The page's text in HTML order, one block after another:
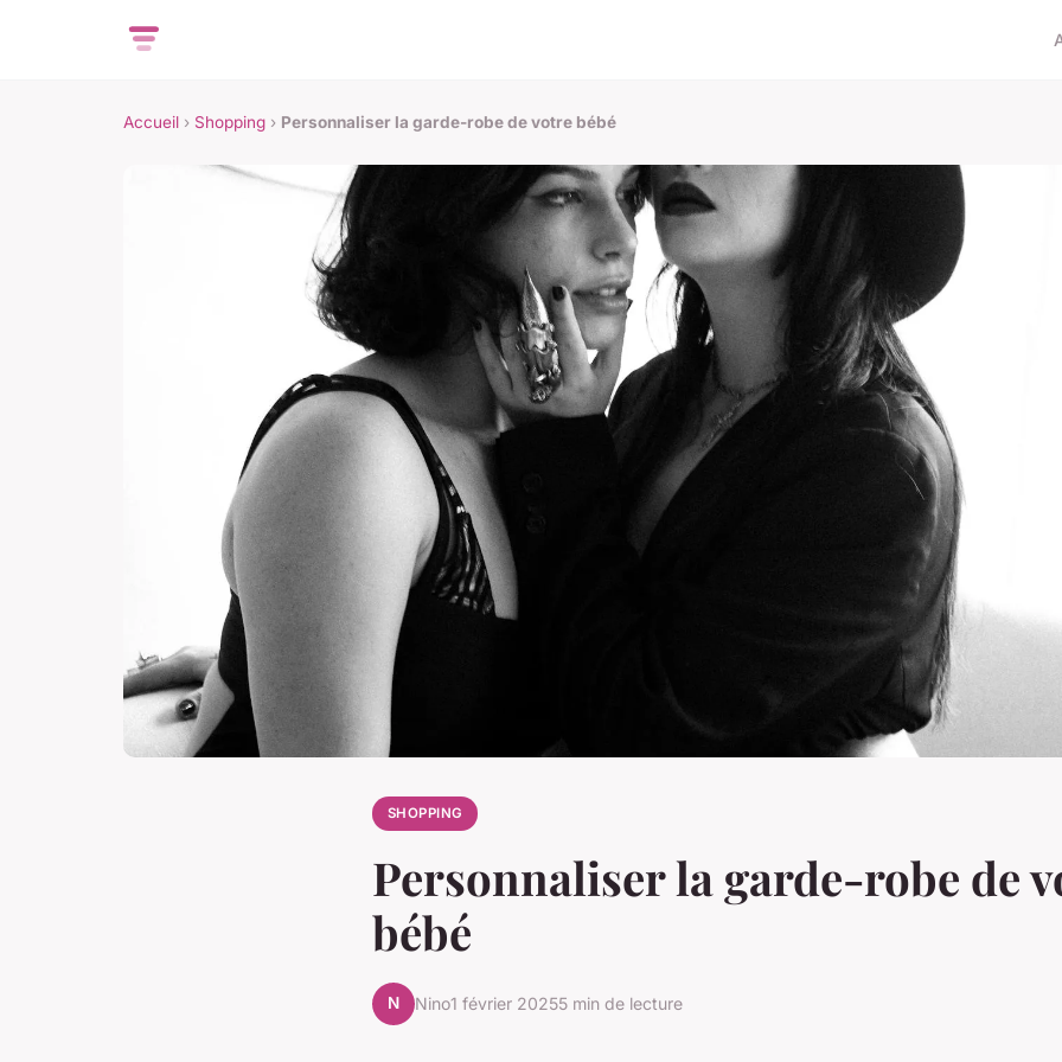
Accueil › Shopping › Personnaliser la garde-robe de votre bébé
SHOPPING
Personnaliser la garde-robe de
bébé
N Nino1 février 20255 min de lecture